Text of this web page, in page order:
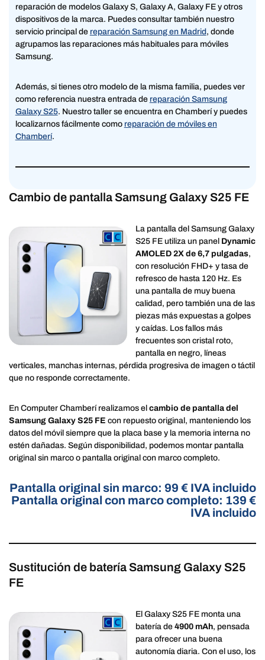
reparación de modelos Galaxy S, Galaxy A, Galaxy FE y otros
dispositivos de la marca. Puedes consultar también nuestro
servicio principal de reparación Samsung en Madrid , donde
agrupamos las reparaciones más habituales para móviles
Samsung.
Además, si tienes otro modelo de la misma familia, puedes ver
como referencia nuestra entrada de reparación Samsung
Galaxy S25. Nuestro taller se encuentra en Chamberí y puedes
localizarnos fácilmente como reparación de móviles en
Chamberí.
Cambio de pantalla Samsung Galaxy S25 FE
La pantalla del Samsung Galaxy
S25 FE utiliza un panel Dynamic
AMOLED 2X de 6,7 pulgadas,
con resolución FHD+ y tasa de
refresco de hasta 120 Hz. Es
una pantalla de muy buena
calidad, pero también una de las
piezas más expuestas a golpes
y caídas. Los fallos más
frecuentes son cristal roto,
pantalla en negro, líneas
verticales, manchas internas, pérdida progresiva de imagen o táctil
que no responde correctamente.
En Computer Chamberí realizamos el cambio de pantalla del
Samsung Galaxy S25 FE con repuesto original, manteniendo los
datos del móvil siempre que la placa base y la memoria interna no
estén dañadas. Según disponibilidad, podemos montar pantalla
original sin marco o pantalla original con marco completo.
Pantalla original sin marco: 99 € IVA incluido
Pantalla original con marco completo: 139 €
IVA incluido
Sustitución de batería Samsung Galaxy S25
FE
El Galaxy S25 FE monta una
batería de 4900 mAh, pensada
para ofrecer una buena
autonomía diaria. Con el uso, los